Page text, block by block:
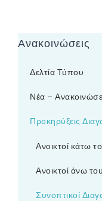
Ανακοινώσεις
Δελτία Τύπου
Νέα –
Προκηρύξεις
Ανοικτοί κάτω
Ανοικτοί άνω
Συνοπτικοί